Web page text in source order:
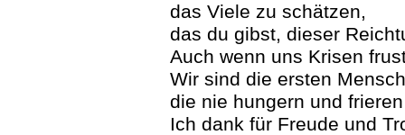
das Viele zu schätzen,
das du gibst, dieser
Auch wenn uns Krisen
Wir sind die ersten
die nie hungern und
Ich dank für Freude und